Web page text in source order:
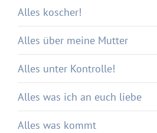
Alles koscher!
Alles über meine Mutter
Alles unter Kontrolle!
Alles was ich an euch liebe
Alles was kommt